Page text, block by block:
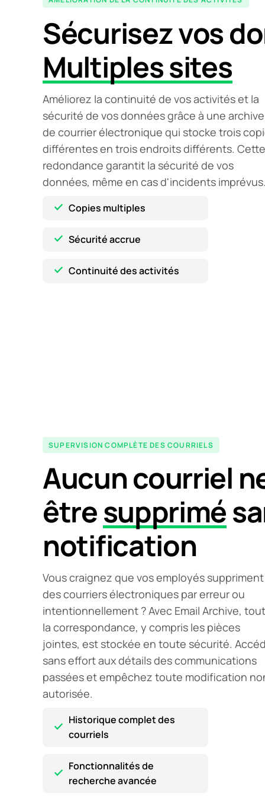
Sécurisez vos
Multiples sites
Améliorez la continuité de vos activités et la
sécurité de vos données grâce à une archive
de courrier électronique qui stocke trois
différentes en trois endroits différents. Cette
redondance garantit la sécurité de vos
données, même en cas d'incidents imprévus.
Copies multiples
Sécurité accrue
Continuité des activités
SUPERVISION COMPLÈTE DES COURRIELS
Aucun courriel
êtresupprimé
notification
Vous craignez que vos employés suppriment
des courriers électroniques par erreur ou
intentionnellement ? Avec Email Archive,
la correspondance, y compris les pièces
jointes, est stockée en toute sécurité.
sans effort aux détails des communications
passées et empêchez toute modification
autorisée.
Historique complet des
courriels
Fonctionnalités de
recherche avancée